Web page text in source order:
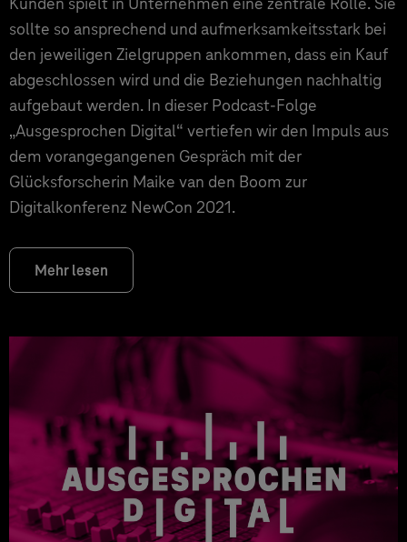
sollte so ansprechend und aufmerksamkeitsstark bei
den jeweiligen Zielgruppen ankommen, dass ein Kauf
abgeschlossen wird und die Beziehungen nachhaltig
aufgebaut werden. In dieser Podcast-Folge
„Ausgesprochen Digital“ vertiefen wir den Impuls aus
dem vorangegangenen Gespräch mit der
Glücksforscherin Maike van den Boom zur
Digitalkonferenz NewCon 2021.
Mehr lesen